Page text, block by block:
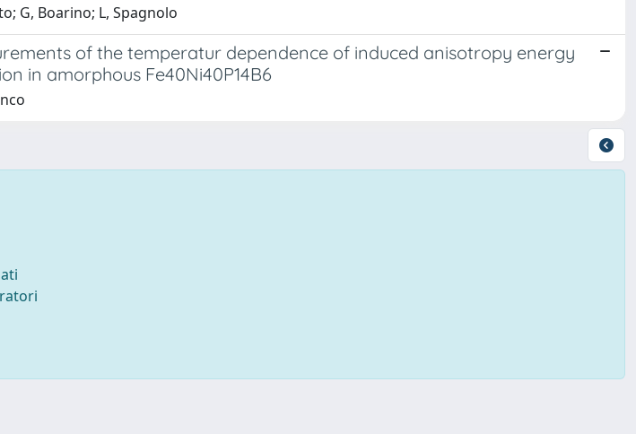
G, Boarino; L, Spagnolo
of the temperatur dependence of induced anisotropy energy
in amorphous Fe40Ni40P14B6